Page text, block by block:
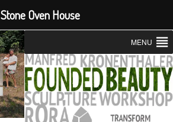
MENU
Stone Oven House